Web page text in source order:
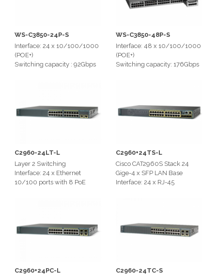
WS-C3850-24P-S
Interface: 24 x 10/100/1000
(POE+)
Switching capacity : 92Gbps
WS-C3850-48P-S
Interface: 48 x 10/100/1000
(POE+)
Switching capacity: 176Gbps
C2960-24LT-L
Layer 2 Switching
Interface: 24 x Ethernet
10/100 ports with 8 PoE
C2960+24TS-L
Cisco CAT2960S Stack 24
Gige-4 x SFP LAN Base
Interface: 24 x RJ-45
C2960+24PC-L C2960-24TC-S